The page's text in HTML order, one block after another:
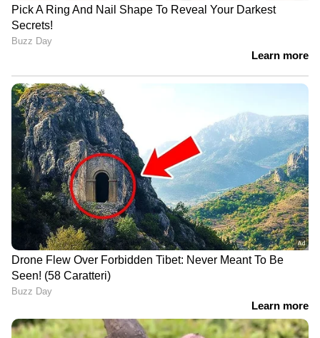
ലെബൻൺ ആക്രമിക്കരുതെന്ന് ഇറാൻ
സമാധന ചർച്ചകളിൽ ഇസ്രയേൽ തെക്കൻ
ആവശ്യപ്പെട്ടിരുന്നെങ്കിലും ഇസ്രയേലൽ
ചെവിക്കൊണ്ടില്ല. ഇതോടെ തെക്കൻ
ലെബനൺ കേന്ദ്രീകരിച്ച് ഇറാന്‍റെ
പ്രോക്സിയായ ഹെസ്ബുള്ള
ഇസ്രയേലിനെതിരെ ആക്രമണം
ശക്തമാക്കിയിരുന്നു. ഇതിന് തിരിച്ചടിയെന്ന
നിലയിൽ ഇസ്രയേലും തെക്കൻ
ലെബനണിലേക്ക് തുടർച്ചയായി ആക്രമണം
നടത്തുകയും ചില പ്രദേശങ്ങൾ
പിടിച്ചെടുക്കുകയും ചെയ്തു. കഴിഞ്ഞ ദിവസം
ബെയ്റൂത്തിലേക്ക് ഇസ്രയേൽ നടത്തിയ
മിസൈൽ ആക്രമണമാണ് പുതിയ യുദ്ധമുഖം
തുറക്കാൻ കാരണമായതായി കരുതപ്പെടുന്നത്.